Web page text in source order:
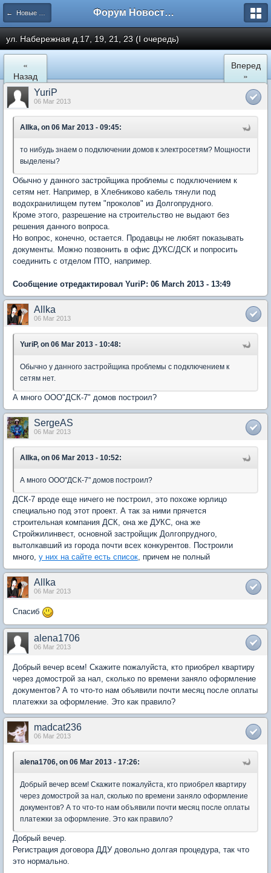
← Новые Водники Форум Новостройки
ул. Набережная д.17, 19, 21, 23 (I очередь)
«
Назад
Вперед
»
YuriP
06 Mar 2013
Allka, on 06 Mar 2013 - 09:45:
то нибудь знаем о подключении домов к электросетям? Мощности
выделены?
Обычно у данного застройщика проблемы с подключением к
сетям нет. Например, в Хлебниково кабель тянули под
водохранилищем путем "проколов" из Долгопрудного.
Кроме этого, разрешение на строительство не выдают без
решения данного вопроса.
Но вопрос, конечно, остается. Продавцы не любят показывать
документы. Можно позвонить в офис ДУКС/ДСК и попросить
соединить с отделом ПТО, например.
Сообщение отредактировал YuriP: 06 March 2013 - 13:49
Allka
06 Mar 2013
YuriP, on 06 Mar 2013 - 10:48:
Обычно у данного застройщика проблемы с подключением к
сетям нет.
А много ООО"ДСК-7" домов построил?
SergeAS
06 Mar 2013
Allka, on 06 Mar 2013 - 10:52:
А много ООО"ДСК-7" домов построил?
ДСК-7 вроде еще ничего не построил, это похоже юрлицо
специально под этот проект. А так за ними прячется
строительная компания ДСК, она же ДУКС, она же
Стройжилинвест, основной застройщик Долгопрудного,
вытолкавший из города почти всех конкурентов. Построили
много, у них на сайте есть список, причем не полный
Allka
06 Mar 2013
Спасиб
alena1706
06 Mar 2013
Добрый вечер всем! Скажите пожалуйста, кто приобрел квартиру
через домострой за нал, сколько по времени заняло оформление
документов? А то что-то нам объявили почти месяц после оплаты
платежки за оформление. Это как правило?
madcat236
06 Mar 2013
alena1706, on 06 Mar 2013 - 17:26:
Добрый вечер всем! Скажите пожалуйста, кто приобрел квартиру
через домострой за нал, сколько по времени заняло оформление
документов? А то что-то нам объявили почти месяц после оплаты
платежки за оформление. Это как правило?
Добрый вечер.
Регистрация договора ДДУ довольно долгая процедура, так что
это нормально.